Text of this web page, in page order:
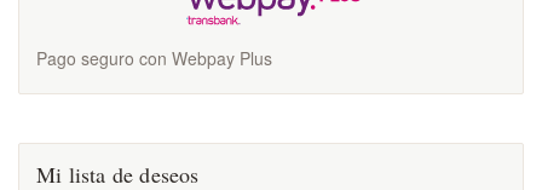
Pago seguro con Webpay Plus
Mi lista de deseos